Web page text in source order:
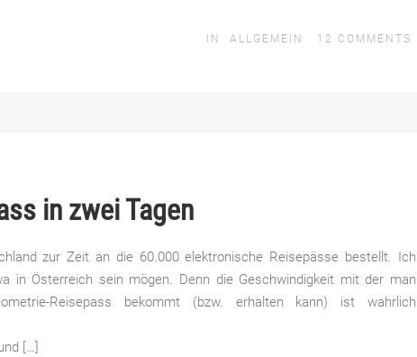
IN ALLGEMEIN 12 COMMENTS
in zwei Tagen
zur Zeit an die 60.000 elektronische Reisepässe bestellt. Ich
in Österreich sein mögen. Denn die Geschwindigkeit mit der man
Reisepass bekommt (bzw. erhalten kann) ist wahrlich
[…]